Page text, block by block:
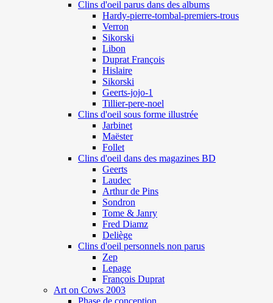
Clins d'oeil parus dans des albums
Hardy-pierre-tombal-premiers-trous
Verron
Sikorski
Libon
Duprat François
Hislaire
Sikorski
Geerts-jojo-1
Tillier-pere-noel
Clins d'oeil sous forme illustrée
Jarbinet
Maëster
Follet
Clins d'oeil dans des magazines BD
Geerts
Laudec
Arthur de Pins
Sondron
Tome & Janry
Fred Diamz
Deliège
Clins d'oeil personnels non parus
Zep
Lepage
François Duprat
Art on Cows 2003
Phase de conception